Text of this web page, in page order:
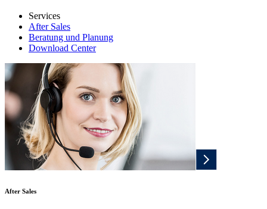
Services
After Sales
Beratung und Planung
Download Center
After Sales